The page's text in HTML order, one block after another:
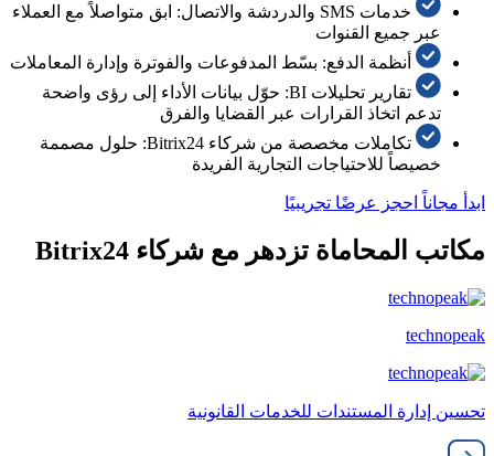
خدمات SMS والدردشة والاتصال: ابق متواصلاً مع العملاء
عبر جميع القنوات
أنظمة الدفع: بسّط المدفوعات والفوترة وإدارة المعاملات
تقارير تحليلات BI: حوّل بيانات الأداء إلى رؤى واضحة
تدعم اتخاذ القرارات عبر القضايا والفرق
تكاملات مخصصة من شركاء Bitrix24: حلول مصممة
خصيصاً للاحتياجات التجارية الفريدة
ابدأ مجاناً احجز عرضًا تجريبيًا
مكاتب المحاماة تزدهر مع شركاء Bitrix24
technopeak
تحسين إدارة المستندات للخدمات القانونية